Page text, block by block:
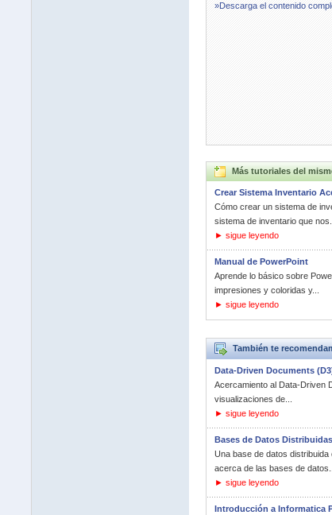
»Descarga el contenido
Más tutoriales del
Crear Sistema Inventario
Cómo crear un sistema de
sistema de inventario que nos...
► sigue leyendo
Manual de PowerPoint
Aprende lo básico sobre
impresiones y coloridas y...
► sigue leyendo
También te
Data-Driven Documents
Acercamiento al Data-Driven
visualizaciones de...
► sigue leyendo
Bases de Datos Distribuidas
Una base de datos
acerca de las bases de datos...
► sigue leyendo
Introducción a Informatica